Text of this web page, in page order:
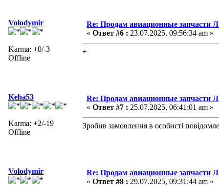
Volodymir
Karma: +0/-3
Offline
Re: Продам авиационные запчасти
« Ответ #6 : 23.07.2025, 09:56:34 am »
+
Keha53
Karma: +2/-19
Offline
Re: Продам авиационные запчасти
« Ответ #7 : 25.07.2025, 06:41:01 am »
Зробив замовлення в особисті
Volodymir
Re: Продам авиационные запчасти
« Ответ #8 : 29.07.2025, 09:31:44 am »